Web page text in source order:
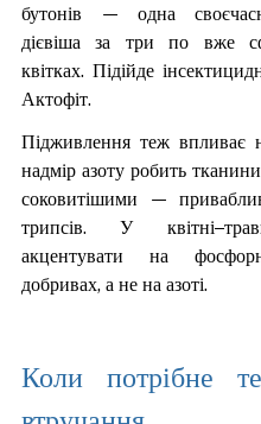
бутонів — одна
дієвіша за три по вже
квітках. Підійде
Актофіт.
Підживлення теж впливає
надмір азоту робить
соковитішими —
трипсів. У
акцентувати на
добривах, а не на азоті.
Коли потрібне